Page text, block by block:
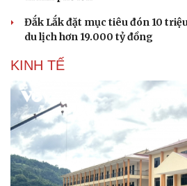
Du lịch
Đắk Lắk đặt mục tiêu đón 10
du lịch hơn 19.000 tỷ đồng
KINH TẾ